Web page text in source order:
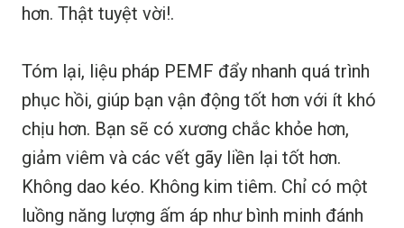
hơn. Thật tuyệt vời!.
Tóm lại, liệu pháp PEMF đẩy nhanh quá trình
phục hồi, giúp bạn vận động tốt hơn với ít khó
chịu hơn. Bạn sẽ có xương chắc khỏe hơn,
giảm viêm và các vết gãy liền lại tốt hơn.
Không dao kéo. Không kim tiêm. Chỉ có một
luồng năng lượng ấm áp như bình minh đánh